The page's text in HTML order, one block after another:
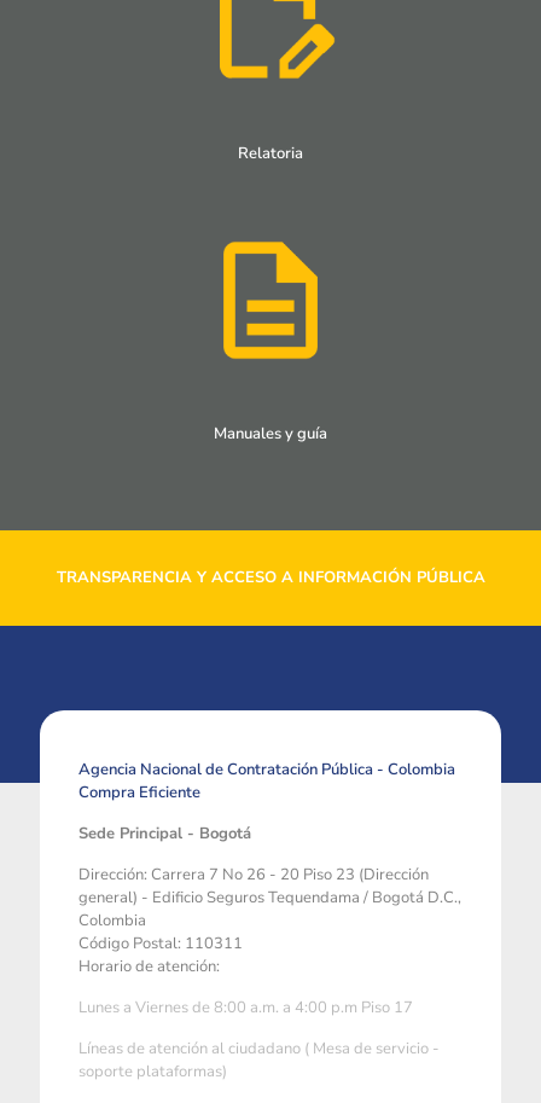
Relatoria
Manuales y guía
TRANSPARENCIA Y ACCESO A INFORMACIÓN PÚBLICA
Agencia Nacional de Contratación Pública - Colombia
Compra Eficiente
Sede Principal - Bogotá
Dirección: Carrera 7 No 26 - 20 Piso 23 (Dirección
general) - Edificio Seguros Tequendama / Bogotá D.C.,
Colombia
Código Postal: 110311
Horario de atención:
Lunes a Viernes de 8:00 a.m. a 4:00 p.m Piso 17
Líneas de atención al ciudadano ( Mesa de servicio -
soporte plataformas)